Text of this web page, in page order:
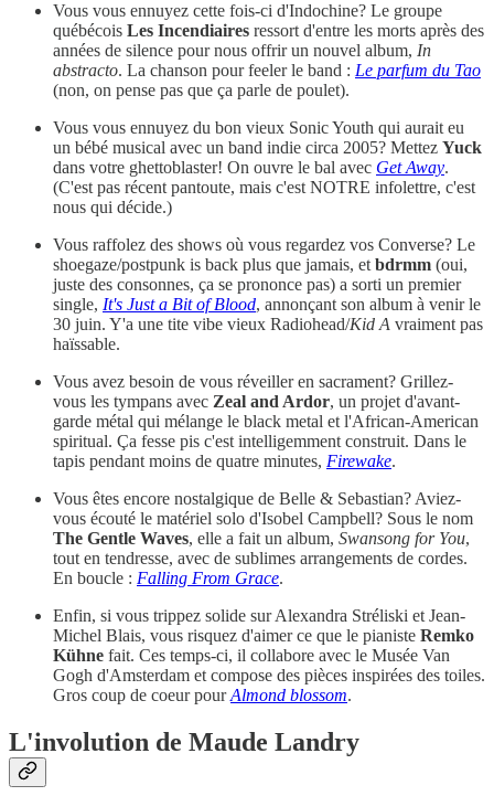
Vous vous ennuyez cette fois-ci d'Indochine? Le groupe
québécois Les Incendiaires ressort d'entre les morts après des
années de silence pour nous offrir un nouvel album, In
abstracto. La chanson pour feeler le band : Le parfum du Tao
(non, on pense pas que ça parle de poulet).
Vous vous ennuyez du bon vieux Sonic Youth qui aurait eu
un bébé musical avec un band indie circa 2005? Mettez Yuck
dans votre ghettoblaster! On ouvre le bal avec Get Away.
(C'est pas récent pantoute, mais c'est NOTRE infolettre, c'est
nous qui décide.)
Vous raffolez des shows où vous regardez vos Converse? Le
shoegaze/postpunk is back plus que jamais, et bdrmm (oui,
juste des consonnes, ça se prononce pas) a sorti un premier
single, It's Just a Bit of Blood, annonçant son album à venir le
30 juin. Y'a une tite vibe vieux Radiohead/Kid A vraiment pas
haïssable.
Vous avez besoin de vous réveiller en sacrament? Grillez-
vous les tympans avec Zeal and Ardor, un projet d'avant-
garde métal qui mélange le black metal et l'African-American
spiritual. Ça fesse pis c'est intelligemment construit. Dans le
tapis pendant moins de quatre minutes, Firewake.
Vous êtes encore nostalgique de Belle & Sebastian? Aviez-
vous écouté le matériel solo d'Isobel Campbell? Sous le nom
The Gentle Waves, elle a fait un album, Swansong for You,
tout en tendresse, avec de sublimes arrangements de cordes.
En boucle : Falling From Grace.
Enfin, si vous trippez solide sur Alexandra Stréliski et Jean-
Michel Blais, vous risquez d'aimer ce que le pianiste Remko
Kühne fait. Ces temps-ci, il collabore avec le Musée Van
Gogh d'Amsterdam et compose des pièces inspirées des toiles.
Gros coup de coeur pourAlmond blossom.
L'involution de Maude Landry